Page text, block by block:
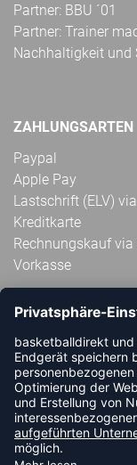
Partner: BBU ´01
Partner: Trainer
Nachhaltigkeit und
ZAHLUNGSARTEN
Paypal
Apple Pay
Lastschrift (ELV)
Kreditkarte
Rechnungskauf via
Vorkasse
ABONNIERE
NEUIGKEIT ODER